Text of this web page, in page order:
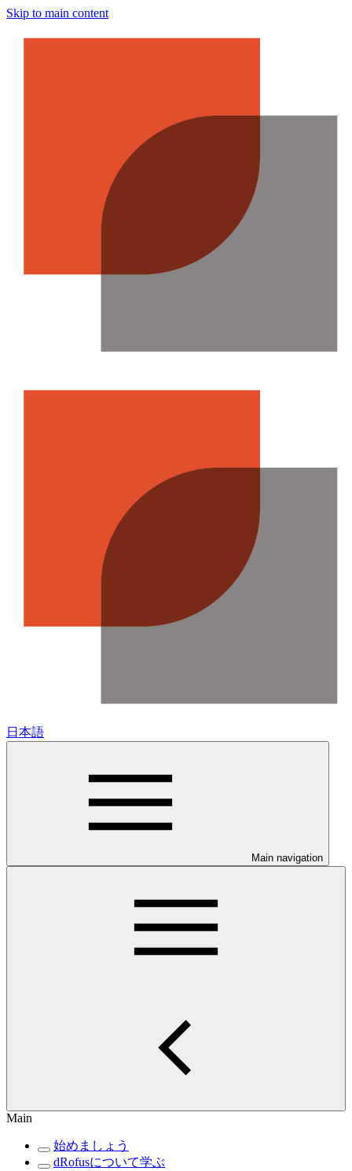
Skip to main content
日本語
Main navigation
Main
始めましょう
dRofusについて学ぶ